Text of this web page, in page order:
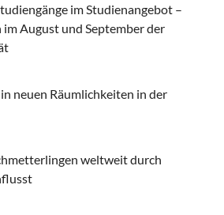
im Studienangebot –
August und September der
neuen Räumlichkeiten in der
weltweit durch